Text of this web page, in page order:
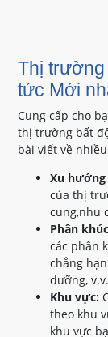
Thị trường
tức Mới
Cung cấp cho
thị trường bất
bài viết về
Xu
của thị
cung,nhu
Phân
các phân
chẳng
dưỡng, v.v.
Khu vực:
theo khu
khu vực